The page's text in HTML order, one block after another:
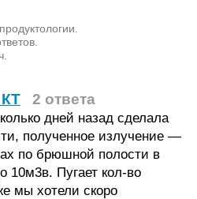
2 ответа
дней назад сделала
полученное излучение —
по брюшной полости в
10м3в. Пугает кол-во
мы хотели скоро